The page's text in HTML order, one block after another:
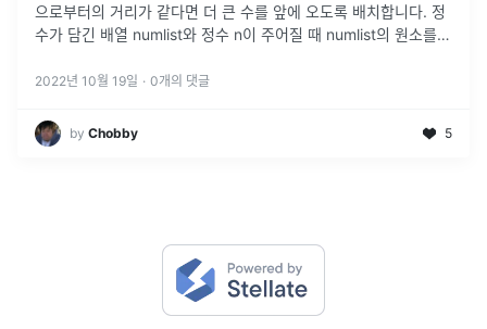
으로부터의 거리가 같다면 더 큰 수를 앞에 오도록 배치합니다. 정
수가 담긴 배열 numlist와 정수 n이 주어질 때 numlist의 원소를 n
2022년 10월 19일 · 0개의 댓글
by Chobby 5